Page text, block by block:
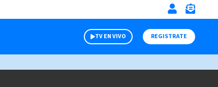
TV EN VIVO REGISTRATE